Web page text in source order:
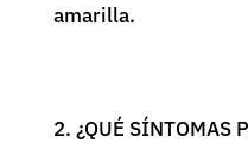
amarilla.
2. ¿QUÉ SÍNTOMAS